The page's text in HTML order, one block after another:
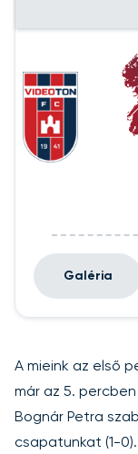
Galéria
A mieink az első
már az 5.
Bognár Petra
csapatunkat (1-